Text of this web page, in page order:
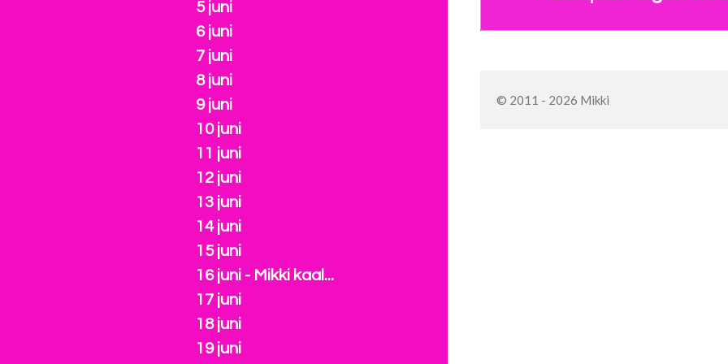
© 2011 - 2026 Mikki
5 juni
6 juni
7 juni
8 juni
9 juni
10 juni
11 juni
12 juni
13 juni
14 juni
15 juni
16 juni - Mikki kaal...
17 juni
18 juni
19 juni